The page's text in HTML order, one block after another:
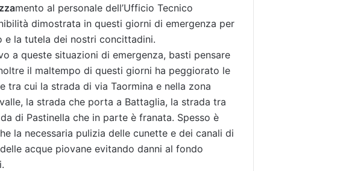
mento al personale dell’Ufficio Tecnico
dimostrata in questi giorni di emergenza per
e la tutela dei nostri concittadini.
a queste situazioni di emergenza, basti pensare
il maltempo di questi giorni ha peggiorato le
cui la strada di via Taormina e nella zona
la strada che porta a Battaglia, la strada tra
di Pastinella che in parte è franata. Spesso è
la necessaria pulizia delle cunette e dei canali di
acque piovane evitando danni al fondo